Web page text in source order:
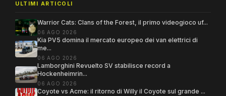
ULTIMI ARTICOLI
Warrior Cats: Clans of the Forest, il primo videogioco uf...
06 AGO 2026
Kia PV5 domina il mercato europeo dei van elettrici di
me...
06 AGO 2026
Lamborghini Revuelto SV stabilisce record a
Hockenheimrin...
06 AGO 2026
Coyote vs Acme: il ritorno di Willy il Coyote sul grande ...